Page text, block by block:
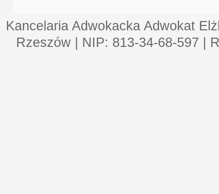
Kancelaria Adwokacka Adwokat
Rzeszów | NIP: 813-34-68-597 |